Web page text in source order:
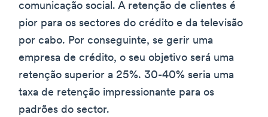
comunicação social. A retenção de clientes é
pior para os sectores do crédito e da televisão
por cabo. Por conseguinte, se gerir uma
empresa de crédito, o seu objetivo será uma
retenção superior a 25%. 30-40% seria uma
taxa de retenção impressionante para os
padrões do sector.